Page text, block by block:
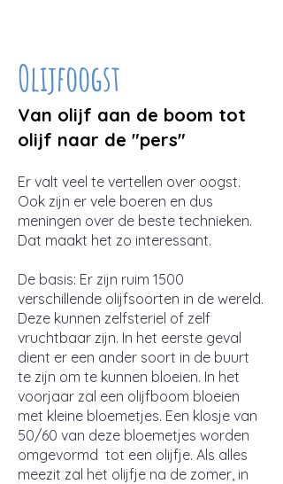
Olijfoogst
Van olijf aan de boom tot
olijf naar de "pers"
Er valt veel te vertellen over oogst.
Ook zijn er vele boeren en dus
meningen over de beste technieken.
Dat maakt het zo interessant.
De basis: Er zijn ruim 1500
verschillende olijfsoorten in de wereld.
Deze kunnen zelfsteriel of zelf
vruchtbaar zijn. In het eerste geval
dient er een ander soort in de buurt
te zijn om te kunnen bloeien. In het
voorjaar zal een olijfboom bloeien
met kleine bloemetjes. Een klosje van
50/60 van deze bloemetjes worden
omgevormd tot een olijfje. Als alles
meezit zal het olijfje na de zomer, in